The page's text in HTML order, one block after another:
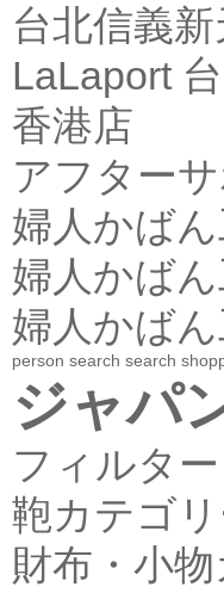
台北信義
LaLaport
香港店
アフター
婦人かば
婦人かば
婦人かば
person search search
ジャパ
フィルター
鞄カテゴ
財布・小